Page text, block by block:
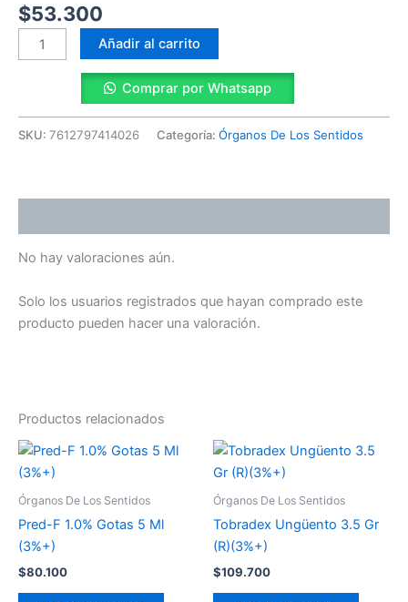
$53.300
Añadir al carrito
Comprar por Whatsapp
SKU: 7612797414026 Categoría: Órganos De Los Sentidos
No hay valoraciones aún.
Solo los usuarios registrados que hayan comprado este
producto pueden hacer una valoración.
Productos relacionados
Órganos De Los Sentidos
Pred-F 1.0% Gotas 5 Ml
(3%+)
$80.100
Órganos De Los Sentidos
Tobradex Ungüento 3.5 Gr
(R)(3%+)
$109.700